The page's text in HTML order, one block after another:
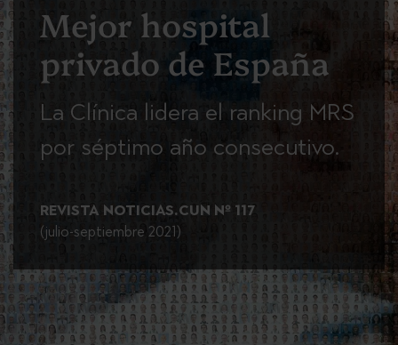
Mejor hospital
privado de España
La Clínica lidera el ranking MRS
por séptimo año consecutivo.
REVISTA NOTICIAS.CUN Nº 117
(julio-septiembre 2021)